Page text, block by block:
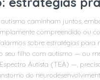
caminham juntos,
compreendido ou
sobre estratégias para
seu filho com autismo — ou
Autista (TEA) —,
do